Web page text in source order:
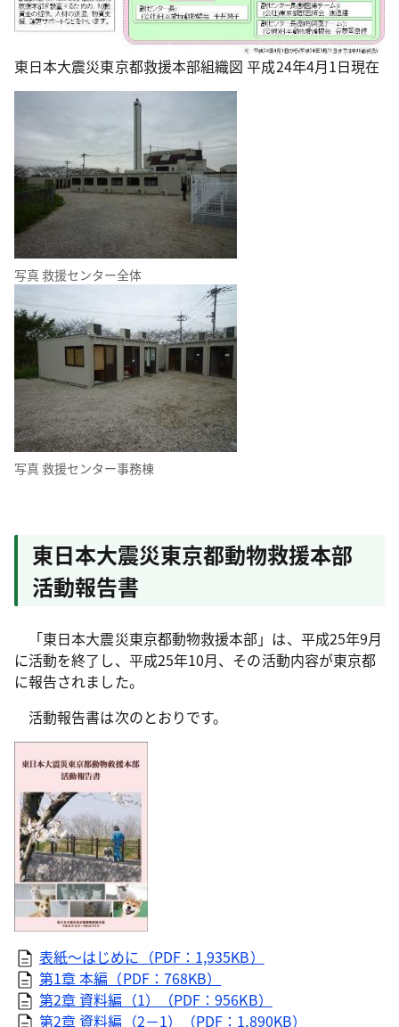
東日本大震災東京都救援本部組織図 平成24年4月1日現在
写真 救援センター全体
写真 救援センター事務棟
東日本大震災東京都動物救援本部
活動報告書
「東日本大震災東京都動物救援本部」は、平成25年9月
に活動を終了し、平成25年10月、その活動内容が東京都
に報告されました。
活動報告書は次のとおりです。
表紙～はじめに（PDF：1,935KB）
第1章 本編（PDF：768KB）
第2章 資料編（1）（PDF：956KB）
第2章 資料編（2－1）（PDF：1,890KB）